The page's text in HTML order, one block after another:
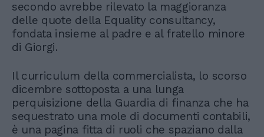
secondo avrebbe rilevato la maggioranza
delle quote della Equality consultancy,
fondata insieme al padre e al fratello minore
di Giorgi.
Il curriculum della commercialista, lo scorso
dicembre sottoposta a una lunga
perquisizione della Guardia di finanza che ha
sequestrato una mole di documenti contabili,
è una pagina fitta di ruoli che spaziano dalla